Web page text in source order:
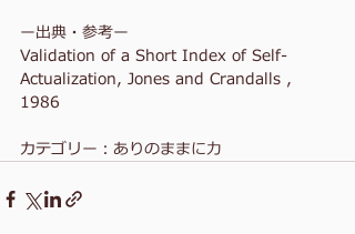
ー出典・参考ー
Validation of a Short Index of Self-
Actualization, Jones and Crandalls ,
1986
カテゴリー：ありのままに力